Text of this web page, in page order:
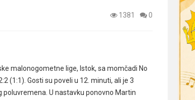
1381 0
malonogometne lige, Istok, sa momčadi No
(1:1). Gosti su poveli u 12. minuti, ali je 3
U nastavku ponovno Martin